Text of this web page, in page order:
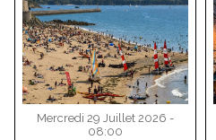
Mercredi 29 Juillet 2026 -
08:00